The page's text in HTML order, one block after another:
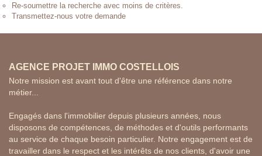
Re-soumettre la recherche avec moins de critères.
Transmettez-nous votre demande
AGENCE PROJET IMMO COSTELLOIS
Notre mission est avant tout d'être une référence dans notre
métier...
Engagés dans l'immobilier depuis plusieurs années, nous
disposons de compétences, de méthodes et d'outils performants
au service de chaque besoin particulier. Notre engagement est de
travailler dans le respect et les intérêts de nos clients, d'avoir une